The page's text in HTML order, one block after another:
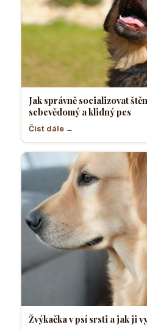
Jak správně socializovat
sebevědomý a klidný pes
Číst dále →
Žvýkačka v psí srsti a jak ji